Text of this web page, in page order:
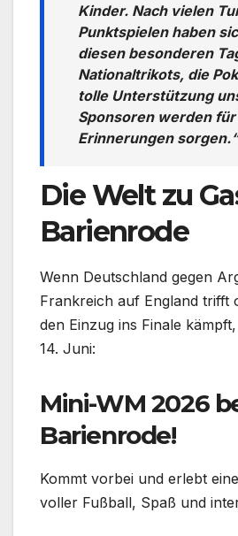
Kinder. Nach vielen
Punktspielen haben
diesen besonderen
Nationaltrikots, die
tolle Unterstützung
Sponsoren werden
Erinnerungen sorgen.“
Die Welt zu
Barienrode
Wenn Deutschland gegen
Frankreich auf England trifft
den Einzug ins Finale
14. Juni:
Mini-WM 2026
Barienrode!
Kommt vorbei und erlebt
voller Fußball, Spaß und